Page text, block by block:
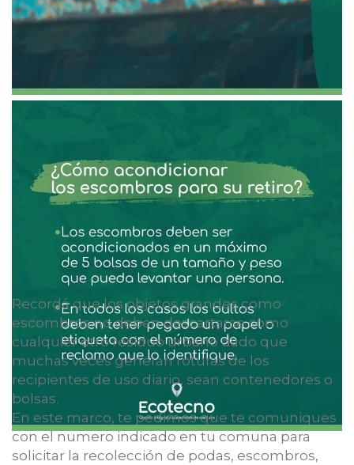
Recordá que los objetos grandes como
escombros no deben descartarse como
cualquier otro residuo urbano dado que
muchas veces generan roturas de los
recipientes de uso diario, sean contenedores o
bolsas.
En este marco, te pedimos que te comuniques
con el numero indicado en tu comuna para
solicitar la recolección de podas, escombros,